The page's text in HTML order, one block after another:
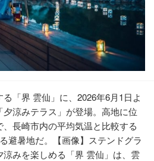
「界 雲仙」に、2026年6月1日よ
涼みテラス」が登場。高地に位
長崎市内の平均気温と比較する
避暑地だ。【画像】ステンドグラ
みを楽しめる「界 雲仙」は、雲